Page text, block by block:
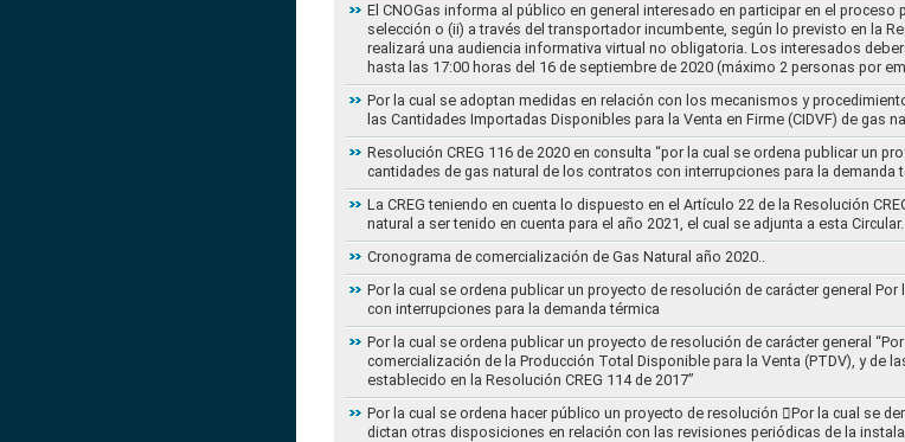
El CNOGas informa al público en general interesado en participar en el
selección o (ii) a través del transportador incumbente, según lo previsto en la
realizará una audiencia informativa virtual no obligatoria. Los interesados
hasta las 17:00 horas del 16 de septiembre de 2020 (máximo 2 personas por
Por la cual se adoptan medidas en relación con los mecanismos y
las Cantidades Importadas Disponibles para la Venta en Firme (CIDVF) de gas
Resolución CREG 116 de 2020 en consulta “por la cual se ordena publicar un
cantidades de gas natural de los contratos con interrupciones para la demanda
La CREG teniendo en cuenta lo dispuesto en el Artículo 22 de la Resolución
natural a ser tenido en cuenta para el año 2021, el cual se adjunta a esta Circular.
Cronograma de comercialización de Gas Natural año 2020..
Por la cual se ordena publicar un proyecto de resolución de carácter general
con interrupciones para la demanda térmica
Por la cual se ordena publicar un proyecto de resolución de carácter general
comercialización de la Producción Total Disponible para la Venta (PTDV), y de
establecido en la Resolución CREG 114 de 2017”
Por la cual se ordena hacer público un proyecto de resolución 􀂴Por la cual se
dictan otras disposiciones en relación con las revisiones periódicas de la